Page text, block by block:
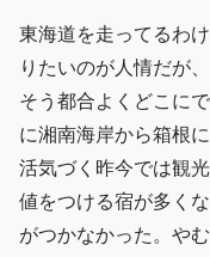
東海道を走ってるわ
りたいのが人情だが
そう都合よくどこに
に湘南海岸から箱根
活気づく昨今では観
値をつける宿が多く
がつかなかった。や